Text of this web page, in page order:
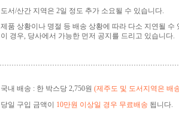
도서/산간 지역은 2일 정도 추가 소요될 수 있습니다.
제품 상황이나 명절 등 배송 상황에 따라 다소 지연될 수
이 경우, 당사에서 가능한 먼저 공지를 드리고 있습니다.
국내 배송 : 한 박스당 2,750원 (제주도 및 도서지역은 배
당일 구입 금액이 10만원 이상일 경우 무료배송 됩니다.